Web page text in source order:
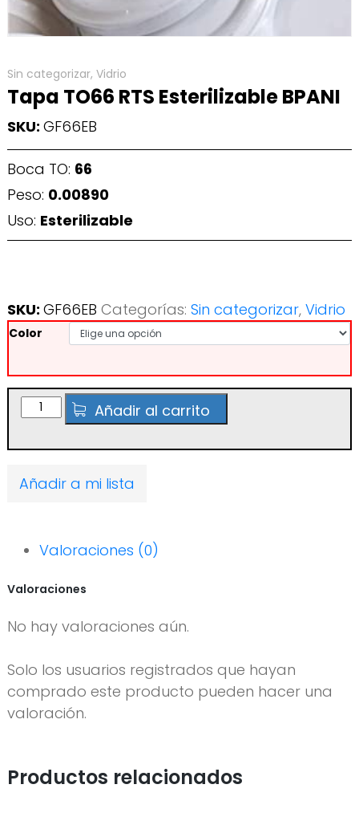
Sin categorizar, Vidrio
Tapa TO66 RTS Esterilizable BPANI
SKU: GF66EB
Boca TO: 66
Peso: 0.00890
Uso: Esterilizable
SKU: GF66EB Categorías: Sin categorizar, Vidrio
Color
Tapa
TO66
Esterilizable
cantidad
Añadir al carrito
Añadir a mi lista
Valoraciones (0)
Valoraciones
No hay valoraciones aún.
Solo los usuarios registrados que hayan
comprado este producto pueden hacer una
valoración.
Productos relacionados